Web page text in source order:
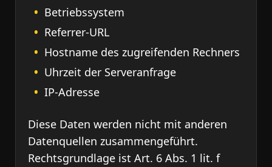
Betriebssystem
Referrer-URL
Hostname des zugreifenden Rechners
Uhrzeit der Serveranfrage
IP-Adresse
Diese Daten werden nicht mit anderen
Datenquellen zusammengeführt.
Rechtsgrundlage ist Art. 6 Abs. 1 lit. f